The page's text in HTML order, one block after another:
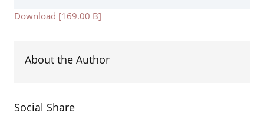
Download [169.00 B]
About the Author
Social Share